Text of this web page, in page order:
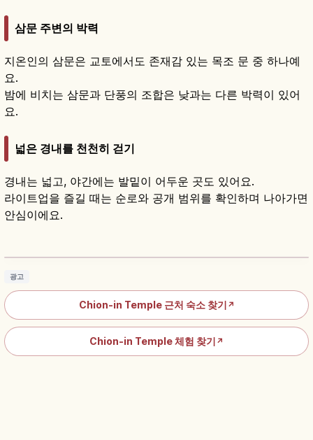
삼문 주변의 박력
지온인의 삼문은 교토에서도 존재감 있는 목조 문 중 하나예
요.
밤에 비치는 삼문과 단풍의 조합은 낮과는 다른 박력이 있어
요.
넓은 경내를 천천히 걷기
경내는 넓고, 야간에는 발밑이 어두운 곳도 있어요.
라이트업을 즐길 때는 순로와 공개 범위를 확인하며 나아가면
안심이에요.
광고
Chion-in Temple 근처 숙소 찾기 ↗
Chion-in Temple 체험 찾기 ↗